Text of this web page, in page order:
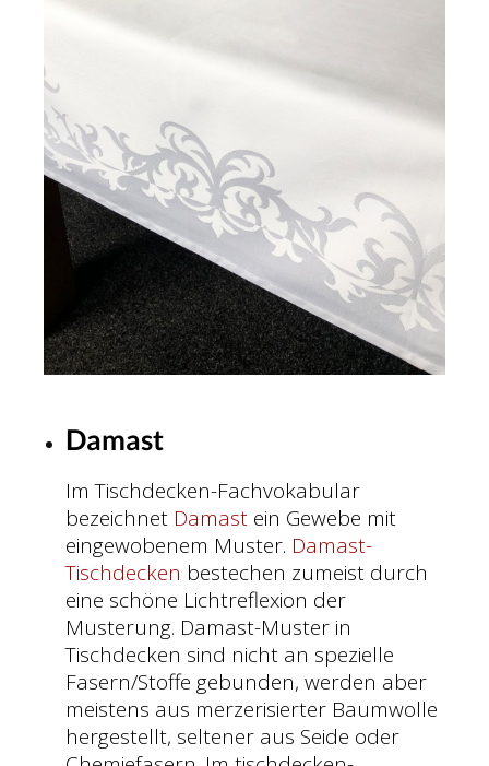
Damast
Im Tischdecken-Fachvokabular
bezeichnet Damast ein Gewebe mit
eingewobenem Muster. Damast-
Tischdecken bestechen zumeist durch
eine schöne Lichtreflexion der
Musterung. Damast-Muster in
Tischdecken sind nicht an spezielle
Fasern/Stoffe gebunden, werden aber
meistens aus merzerisierter Baumwolle
hergestellt, seltener aus Seide oder